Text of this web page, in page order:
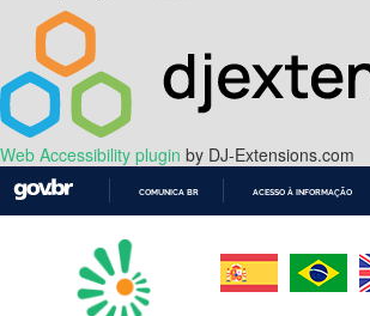
Web Accessibility plugin by DJ-Extensions.com
CONTEÚDO
COMUNICA BR ACESSO À INFORMAÇÃO